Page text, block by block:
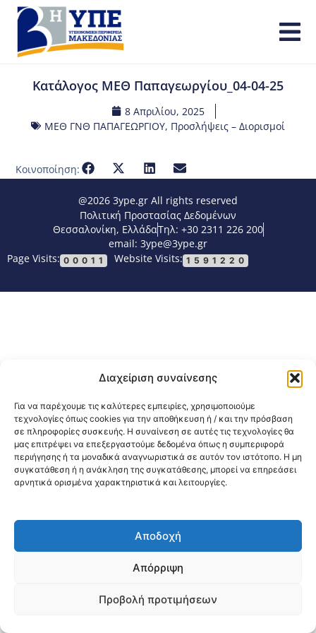
Διαχείριση συναίνεσης
Για να παρέχουμε τις καλύτερες εμπειρίες, χρησιμοποιούμε
τεχνολογίες όπως cookies για την αποθήκευση ή / και την πρόσβαση
σε πληροφορίες συσκευής. Η συναίνεση σε αυτές τις τεχνολογίες θα
μας επιτρέψει να επεξεργαστούμε δεδομένα όπως η συμπεριφορά
περιήγησης ή τα μοναδικά αναγνωριστικά σε αυτόν τον ιστότοπο. Η μη
συγκατάθεση ή η ανάκληση της συγκατάθεσης, μπορεί να επηρεάσει
αρνητικά ορισμένα χαρακτηριστικά και λειτουργίες.
Αποδοχή
Απόρριψη
Προβολή προτιμήσεων
Κατάλογος ΜΕΘ Παπαγεωργίου_04-04-25
8 Απριλίου, 2025
ΜΕΘ ΓΝΘ ΠΑΠΑΓΕΩΡΓΙΟΥ, Προσλήψεις – Διορισμοί
Κοινοποίηση:
@2026 3ype.gr All rights reserved
Πολιτική Προστασίας Δεδομένων
Θεσσαλονίκη, ΕλλάδαΤηλ: +30 2311 226 200
email: 3ype@3ype.gr
Page Visits: 00011 Website Visits: 1591220